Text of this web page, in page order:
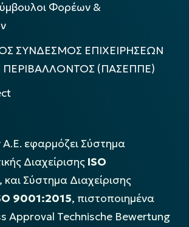
Φορέων &
ΣΥΝΔΕΣΜΟΣ ΕΠΙΧΕΙΡΗΣΕΩΝ
ΠΕΡΙΒΑΛΛΟΝΤΟΣ (ΠΑΣΕΠΠΕ)
εφαρμόζει Σύστημα
Διαχείρισης ISO
, και Σύστημα Διαχείρισης
9001:2015, πιστοποιημένα
Approval Technische Bewertung